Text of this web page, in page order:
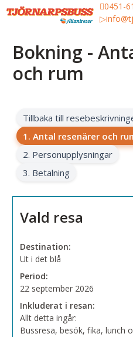
0451-
Bokning -
och rum
Tillbaka till
1. Antal resenärer och
2. Personupplysningar
3. Betalning
Vald resa
Destination:
Ut i det blå
Period:
22 september 2026
Inkluderat i resan:
Allt detta ingår:
Bussresa, besök, fika, lunch